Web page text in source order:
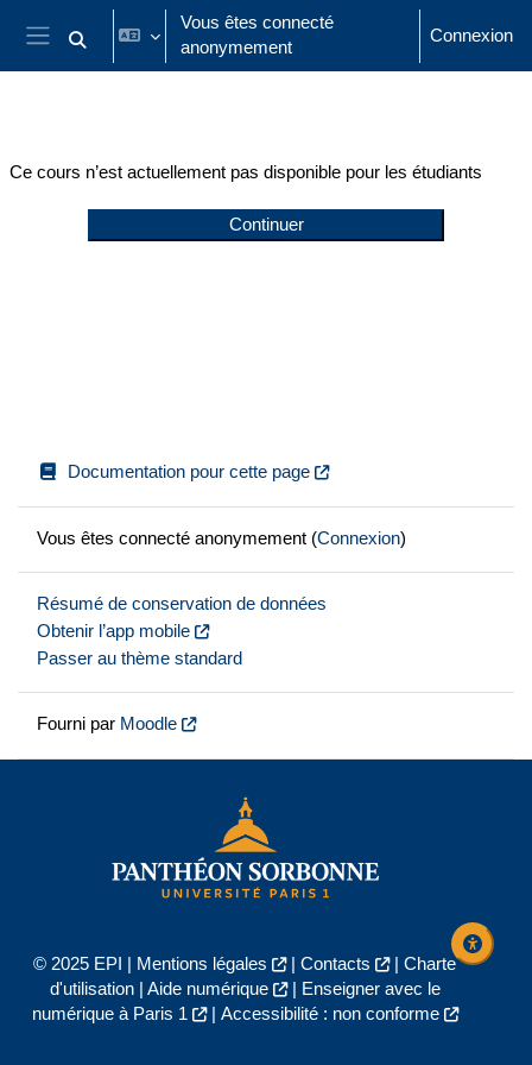
Passer au contenu principal
Panneau latéral
Activer/désactiver la saisie de recherche
Vous êtes connecté
anonymement
Connexion
Ce cours n’est actuellement pas disponible pour les étudiants
Continuer
Documentation pour cette page
Vous êtes connecté anonymement (Connexion)
Résumé de conservation de données
Obtenir l’app mobile
Passer au thème standard
Fourni par Moodle
© 2025 EPI | Mentions légales | Contacts | Charte
d'utilisation| Aide numérique |
Enseigner avec le
numérique à Paris 1
| Accessibilité : non conforme